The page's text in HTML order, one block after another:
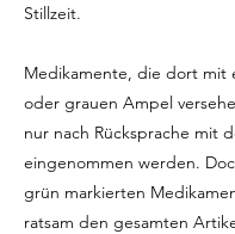
Stillzeit.
Medikamente, die dort mit
oder grauen Ampel
nur nach Rücksprache mit
eingenommen werden.
grün markierten
ratsam den gesamten